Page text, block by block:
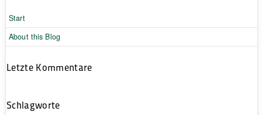
Start
About this Blog
Letzte Kommentare
Schlagworte